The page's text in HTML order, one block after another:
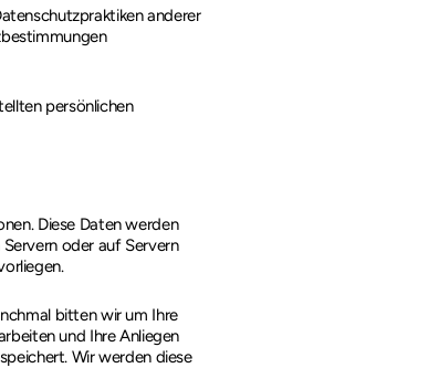
anderer
persönlichen
Diese Daten werden
oder auf Servern
bitten wir um Ihre
und Ihre Anliegen
Wir werden diese